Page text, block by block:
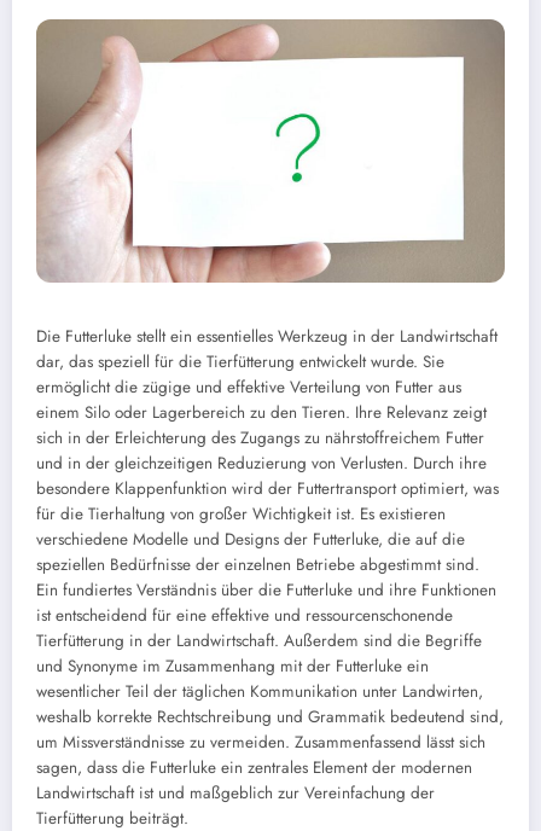
Die Futterluke stellt ein essentielles Werkzeug in der Landwirtschaft
dar, das speziell für die Tierfütterung entwickelt wurde. Sie
ermöglicht die zügige und effektive Verteilung von Futter aus
einem Silo oder Lagerbereich zu den Tieren. Ihre Relevanz zeigt
sich in der Erleichterung des Zugangs zu nährstoffreichem Futter
und in der gleichzeitigen Reduzierung von Verlusten. Durch ihre
besondere Klappenfunktion wird der Futtertransport optimiert, was
für die Tierhaltung von großer Wichtigkeit ist. Es existieren
verschiedene Modelle und Designs der Futterluke, die auf die
speziellen Bedürfnisse der einzelnen Betriebe abgestimmt sind.
Ein fundiertes Verständnis über die Futterluke und ihre Funktionen
ist entscheidend für eine effektive und ressourcenschonende
Tierfütterung in der Landwirtschaft. Außerdem sind die Begriffe
und Synonyme im Zusammenhang mit der Futterluke ein
wesentlicher Teil der täglichen Kommunikation unter Landwirten,
weshalb korrekte Rechtschreibung und Grammatik bedeutend sind,
um Missverständnisse zu vermeiden. Zusammenfassend lässt sich
sagen, dass die Futterluke ein zentrales Element der modernen
Landwirtschaft ist und maßgeblich zur Vereinfachung der
Tierfütterung beiträgt.